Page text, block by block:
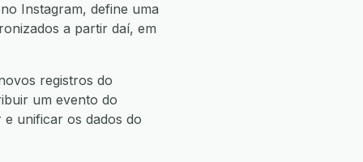
Instagram, define uma
a partir daí, em
registros do
um evento do
unificar os dados do